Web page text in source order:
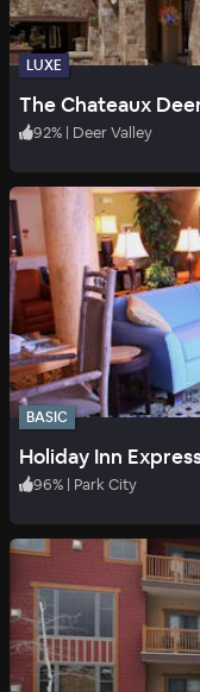
LUXE
The Chateaux
92% | Deer Valley
BASIC
Holiday Inn
96% | Park City